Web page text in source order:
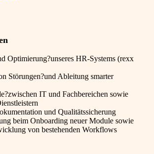
Optimierung?unseres HR-Systems (rexx
Störungen?und Ableitung smarter
IT und Fachbereichen sowie
und Qualitätssicherung
beim Onboarding neuer Module sowie
von bestehenden Workflows